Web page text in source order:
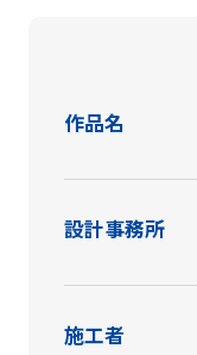
作品名
設計事務所
施工者